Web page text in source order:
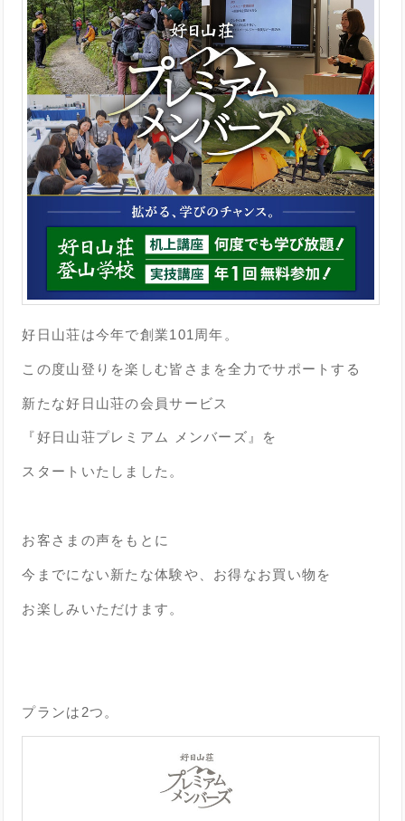
好日山荘は今年で創業101周年。
この度山登りを楽しむ皆さまを全力でサポートする
新たな好日山荘の会員サービス
『好日山荘プレミアム メンバーズ』を
スタートいたしました。
お客さまの声をもとに
今までにない新たな体験や、お得なお買い物を
お楽しみいただけます。
プランは2つ。